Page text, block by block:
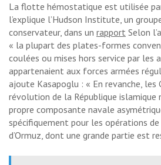
La flotte hémostatique est utilisée
l’explique l’Hudson Institute, un
conservateur, dans un rapport Selon
« la plupart des plates-formes
coulées ou mises hors service par les
appartenaient aux forces armées
ajoute Kasapoglu : « En revanche, les
révolution de la République
propre composante navale
spécifiquement pour les opérations
d’Ormuz, dont une grande partie est